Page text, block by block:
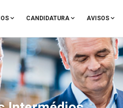
CANDIDATURA AVISOS